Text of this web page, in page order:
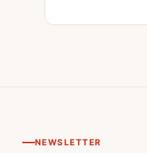
NEWSLETTER